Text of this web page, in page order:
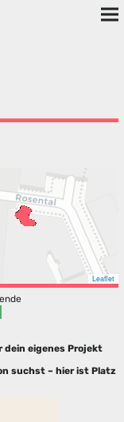
Leaflet
dein eigenes Projekt
suchst – hier ist Platz